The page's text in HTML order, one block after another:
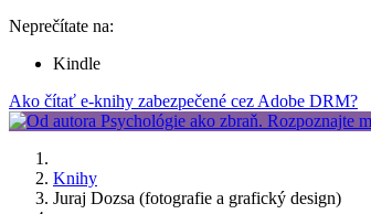
Neprečítate na:
Kindle
Ako čítať e-knihy zabezpečené cez Adobe DRM?
Knihy
Juraj Dozsa (fotografie a grafický design)